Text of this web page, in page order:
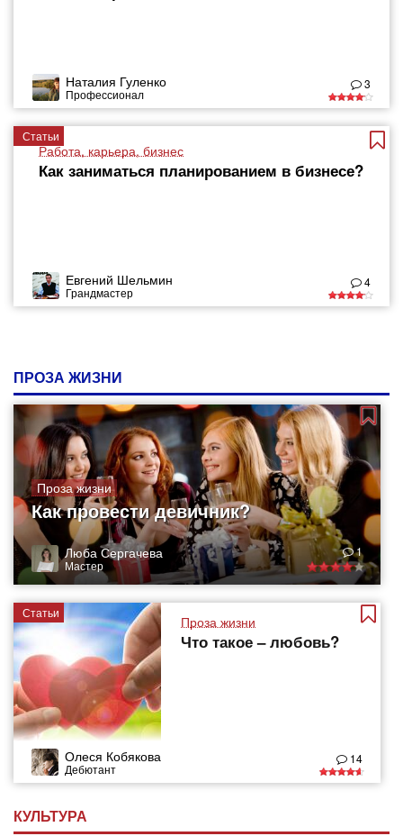
Наталия Гуленко
Профессионал
3
Статьи
Работа, карьера, бизнес
Как заниматься планированием в бизнесе?
Евгений Шельмин
Грандмастер
4
ПРОЗА ЖИЗНИ
Проза жизни
Как провести девичник?
Люба Сергачева
Мастер
1
Статьи
Проза жизни
Что такое – любовь?
Олеся Кобякова
Дебютант
14
КУЛЬТУРА